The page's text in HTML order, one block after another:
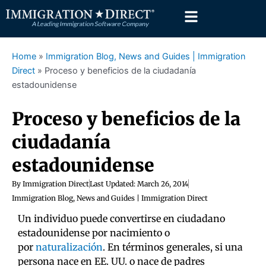
to
content
Home » Immigration Blog, News and Guides | Immigration
Direct » Proceso y beneficios de la ciudadanía
estadounidense
Proceso y beneficios de la
ciudadanía
estadounidense
By Immigration DirectLast Updated: March 26, 2014
Immigration Blog, News and Guides | Immigration Direct
Un individuo puede convertirse en ciudadano
estadounidense por nacimiento o
por naturalización. En términos generales, si una
persona nace en EE. UU. o nace de padres